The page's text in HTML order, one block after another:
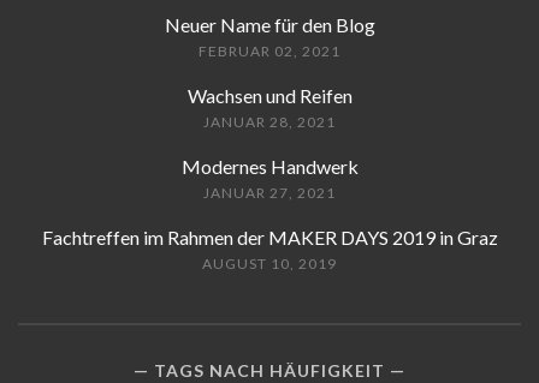
Neuer Name für den Blog
FEBRUAR 02, 2021
Wachsen und Reifen
JANUAR 28, 2021
Modernes Handwerk
JANUAR 27, 2021
Fachtreffen im Rahmen der MAKER DAYS 2019 in Graz
AUGUST 10, 2019
TAGS NACH HÄUFIGKEIT